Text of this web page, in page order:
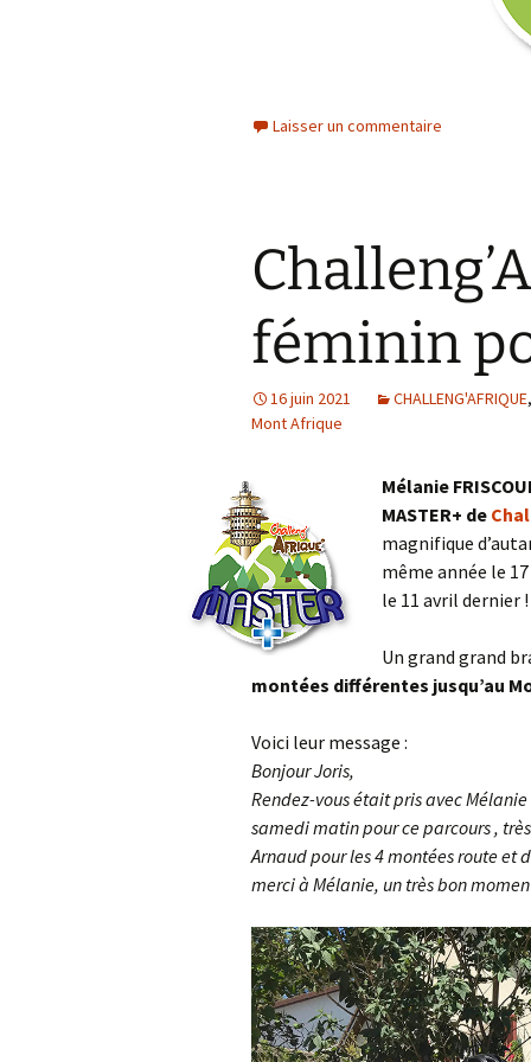
Laisser un commentaire
féminin
16 juin 2021 CHALLENG'AFRIQUE
Mont Afrique
Mélanie
MASTER+ de
magnifique
même année le
le 11 avril dernier !
Un grand grand
montées différentes jusqu’au
Voici leur message :
Bonjour Joris,
Rendez-vous était pris avec
samedi matin pour ce parcours ,
Arnaud pour les 4 montées route et
merci à Mélanie, un très bon